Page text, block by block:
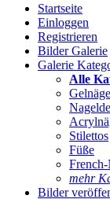
Startseite
Einloggen
Registrieren
Bilder Galerie
Galerie
Alle
Stilettos
Füße
mehr
Bilder